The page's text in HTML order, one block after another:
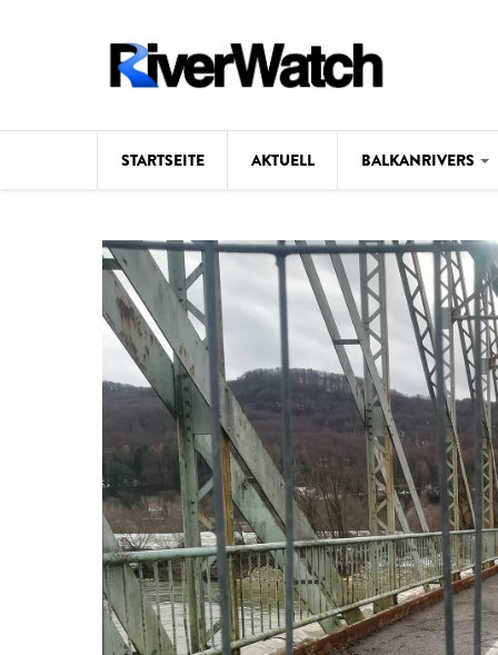
STARTSEITE AKTUELL BALKANRIVERS
Karte
Studien
Fotos
Videos
Aktuell